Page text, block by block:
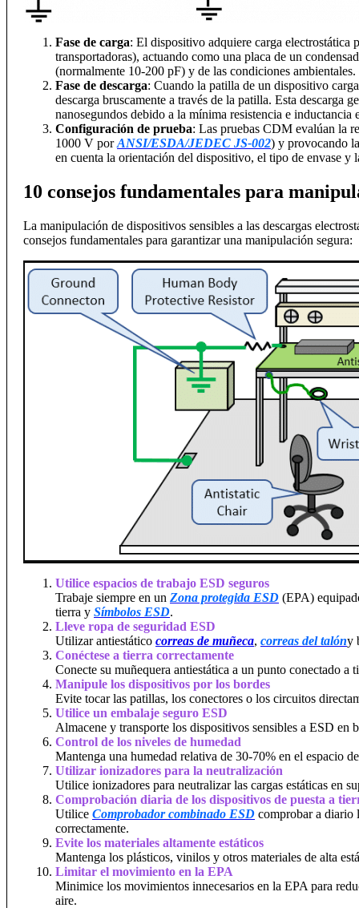
Fase de carga: El dispositivo adquiere carga electrostática
transportadoras), actuando como una placa de un
(normalmente 10-200 pF) y de las condiciones ambientales.
Fase de descarga: Cuando la patilla de un dispositivo
descarga bruscamente a través de la patilla. Esta descarga
nanosegundos debido a la mínima resistencia e inductancia
Configuración de prueba: Las pruebas CDM evalúan la
1000 V porANSI/ESDA/JEDEC JS-002) y provocando
en cuenta la orientación del dispositivo, el tipo de envase y
10 consejos fundamentales para
La manipulación de dispositivos sensibles a las descargas
consejos fundamentales para garantizar una manipulación segura:
Utilice espacios de trabajo ESD seguros
Trabaje siempre en un Zona protegida ESD (EPA)
tierra y Símbolos ESD.
Lleve ropa de seguridad ESD
Utilizar antiestático correas de muñeca, correas del talóny
Conéctese a tierra correctamente
Conecte su muñequera antiestática a un punto conectado
Manipule los dispositivos por los bordes
Evite tocar las patillas, los conectores o los circuitos
Utilice un embalaje seguro ESD
Almacene y transporte los dispositivos sensibles a ESD en
Control de los niveles de humedad
Mantenga una humedad relativa de 30-70% en el espacio
Utilizar ionizadores para la neutralización
Utilice ionizadores para neutralizar las cargas estáticas en
Comprobación diaria de los dispositivos de puesta a
Utilice Comprobador combinado ESD comprobar a diario
correctamente.
Evite los materiales altamente estáticos
Mantenga los plásticos, vinilos y otros materiales de alta
Limitar el movimiento en la EPA
Minimice los movimientos innecesarios en la EPA para
aire.